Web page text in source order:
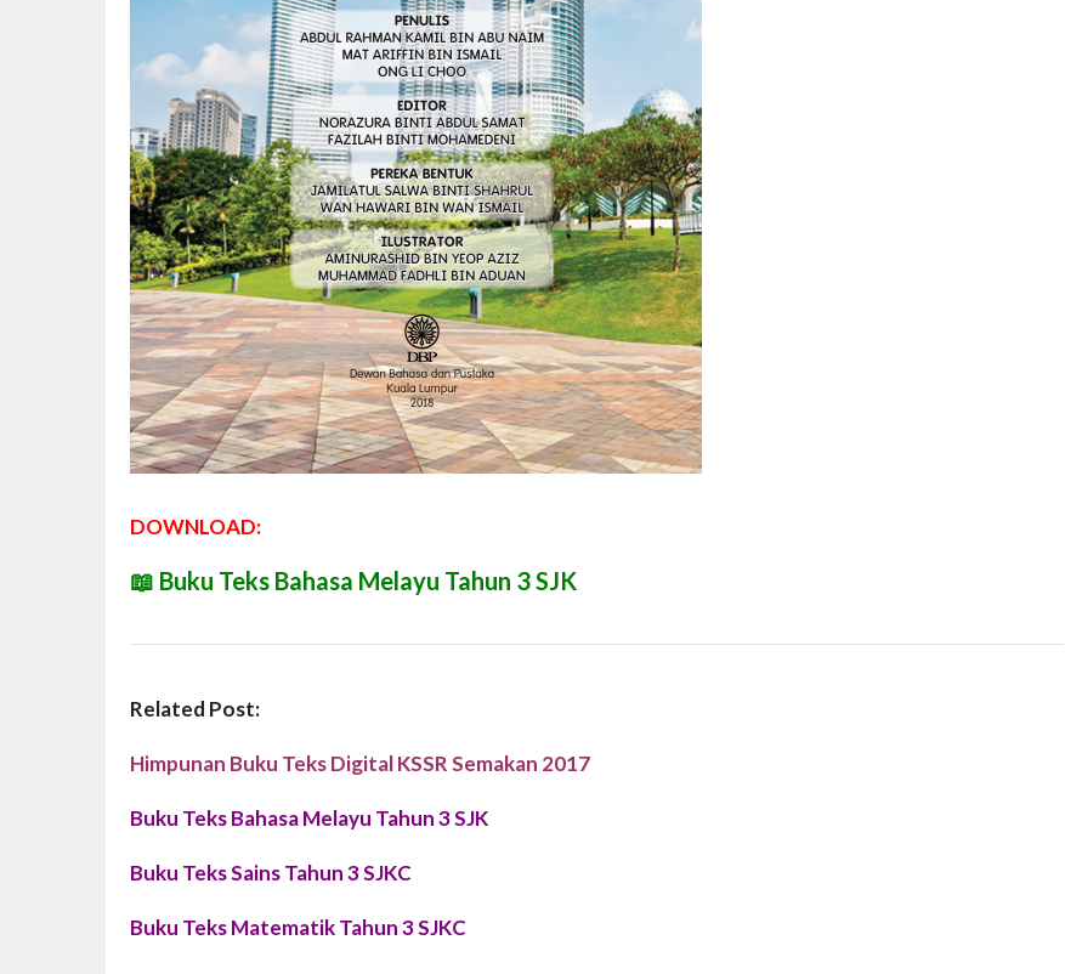
DOWNLOAD:
📖 Buku Teks Bahasa Melayu Tahun 3 SJK
Related Post:
Himpunan Buku Teks Digital KSSR Semakan 2017
Buku Teks Bahasa Melayu Tahun 3 SJK
Buku Teks Sains Tahun 3 SJKC
Buku Teks Matematik Tahun 3 SJKC